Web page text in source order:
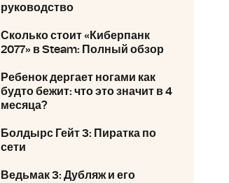
руководство
Сколько стоит «Киберпанк
2077» в Steam: Полный обзор
Ребенок дергает ногами как
будто бежит: что это значит в 4
месяца?
Болдырс Гейт 3: Пиратка по
сети
Ведьмак 3: Дубляж и его